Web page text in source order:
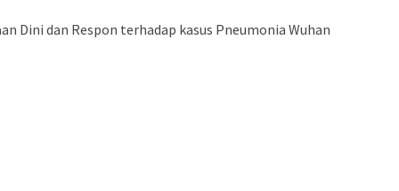
Dini dan Respon terhadap kasus Pneumonia Wuhan